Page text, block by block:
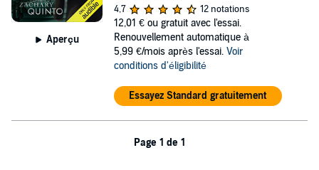
Aperçu
4,7
12 notations
12,01 € ou gratuit avec l'essai.
Renouvellement automatique à
5,99 €/mois après l'essai. Voir
conditions d'éligibilité
Essayez Standard gratuitement
Page 1 de 1